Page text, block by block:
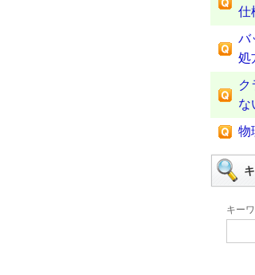
仕
バ
処
ク
な
物
キー